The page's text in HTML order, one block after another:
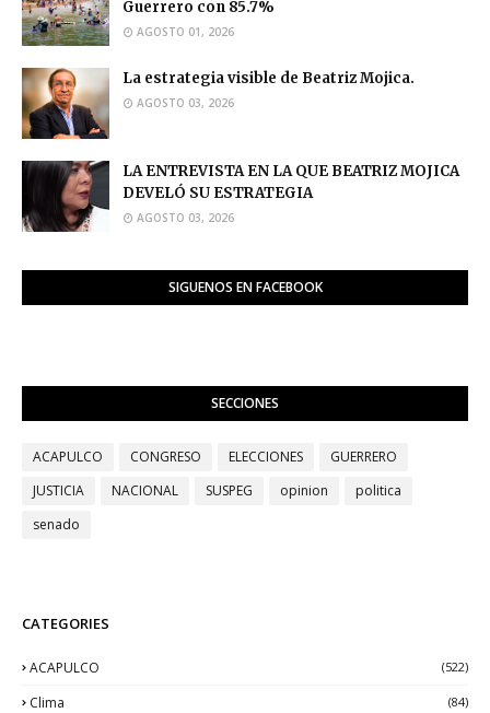
Guerrero con 85.7%
AGOSTO 01, 2026
La estrategia visible de Beatriz Mojica.
AGOSTO 03, 2026
LA ENTREVISTA EN LA QUE BEATRIZ MOJICA
DEVELÓ SU ESTRATEGIA
AGOSTO 03, 2026
SIGUENOS EN FACEBOOK
SECCIONES
ACAPULCO CONGRESO ELECCIONES
GUERRERO
JUSTICIA
NACIONAL SUSPEG opinion
politica
senado
CATEGORIES
ACAPULCO (522)
Clima (84)